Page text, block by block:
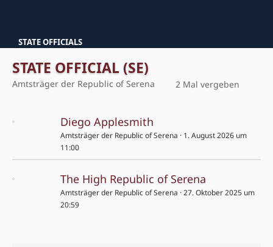
STATE OFFICIALS
STATE OFFICIAL (SE)
Amtsträger der Republic of Serena 2 Mal vergeben
Diego Applesmith
Amtsträger der Republic of Serena
1. August 2026 um
11:00
The High Republic of Serena
Amtsträger der Republic of Serena 27. Oktober 2025 um
20:59